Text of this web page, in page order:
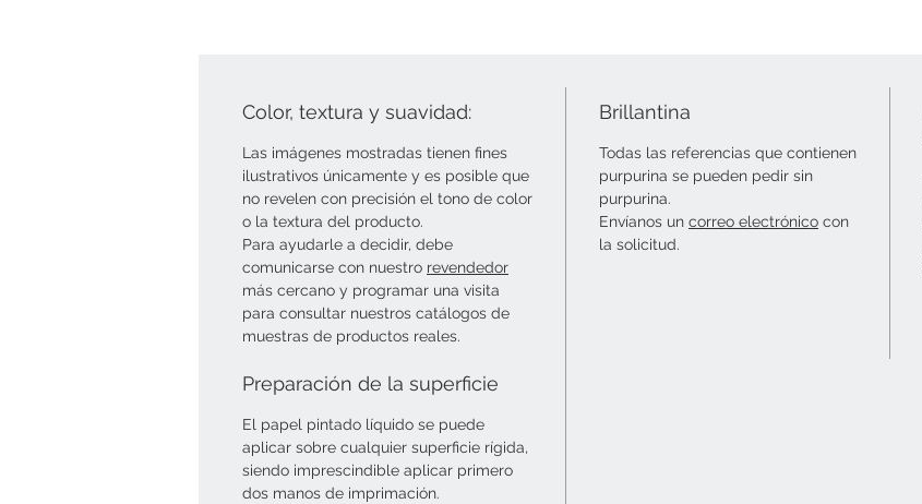
Color, textura y suavidad:
Las imágenes mostradas tienen fines
ilustrativos únicamente y es posible que
no revelen con precisión el tono de color
o la textura del producto.
Para ayudarle a decidir, debe
comunicarse con nuestro revendedor
más cercano y programar una visita
para consultar nuestros catálogos de
muestras de productos reales.
Brillantina
Todas las referencias que contienen
purpurina se pueden pedir sin
purpurina.
Envíanos un correo electrónico con
la solicitud.
Preparación de la superficie
El papel pintado líquido se puede
aplicar sobre cualquier superficie rígida,
siendo imprescindible aplicar primero
dos manos de imprimación.